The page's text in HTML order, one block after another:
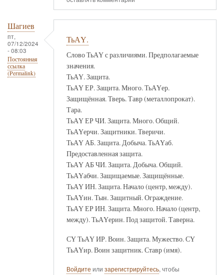
Шагиев
пт,
07/12/2024
- 08:03
Постоянная
ссылка
(Permalink)
ТьАҮ.
Слово ТьАҮ с различиями. Предполагаемые
значения.
ТьАҮ. Защита.
ТьАҮ ЕР. Защита. Много. ТьАҮер.
Защищённая. Тверь. Тавр (металлопрокат).
Тара.
ТьАҮ ЕР ЧИ. Защита. Много. Общий.
ТьАҮерчи. Защитники. Тверичи.
ТьАҮ АБ. Защита. Добыча. ТьАҮаб.
Предоставленная защита.
ТьАҮ АБ ЧИ. Защита. Добыча. Общий.
ТьАҮабчи. Защищаемые. Защищённые.
ТьАҮ ИН. Защита. Начало (центр, между).
ТьАҮин. Тын. Защитный. Ограждение.
ТьАҮ ЕР ИН. Защита. Много. Начало (центр,
между). ТьАҮерин. Под защитой. Таверна.
СҮ ТьАҮ ИР. Воин. Защита. Мужество. СҮ
ТьАҮир. Воин защитник. Ставр (имя).
Войдите или зарегистрируйтесь, чтобы